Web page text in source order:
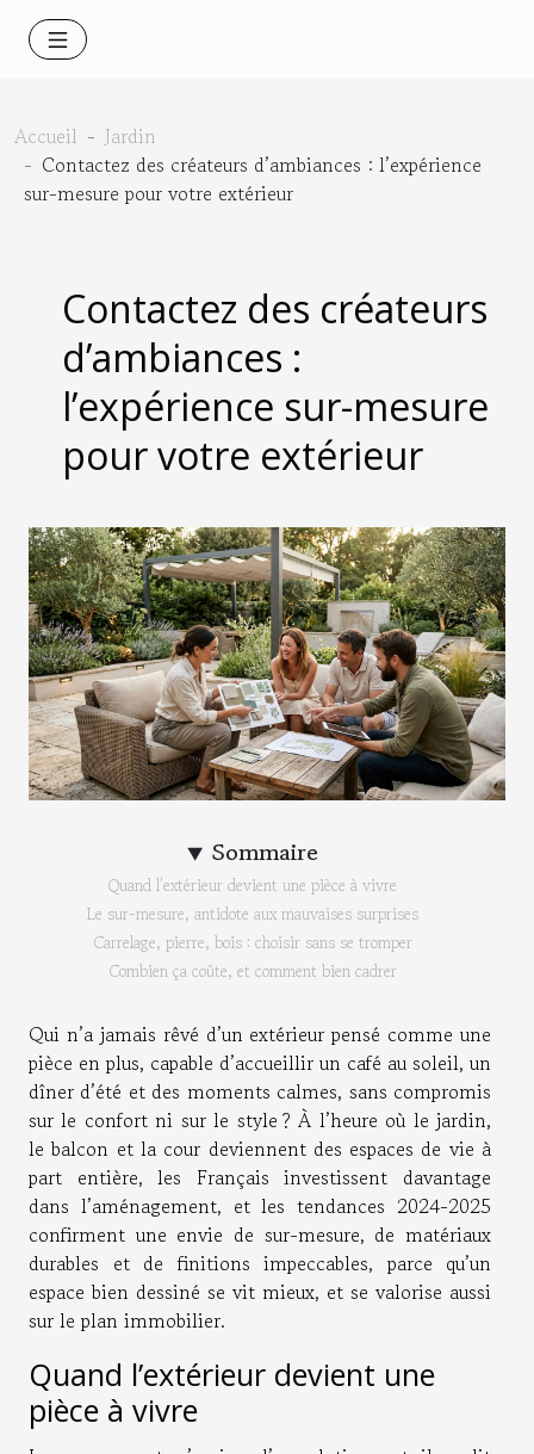
Accueil
Jardin
Contactez des créateurs d’ambiances : l’expérience
sur-mesure pour votre extérieur
Contactez des créateurs
d’ambiances :
l’expérience sur-mesure
pour votre extérieur
Sommaire
Quand l’extérieur devient une pièce à vivre
Le sur-mesure, antidote aux mauvaises surprises
Carrelage, pierre, bois : choisir sans se tromper
Combien ça coûte, et comment bien cadrer
Qui n’a jamais rêvé d’un extérieur pensé comme une
pièce en plus, capable d’accueillir un café au soleil, un
dîner d’été et des moments calmes, sans compromis
sur le confort ni sur le style ? À l’heure où le jardin,
le balcon et la cour deviennent des espaces de vie à
part entière, les Français investissent davantage
dans l’aménagement, et les tendances 2024-2025
confirment une envie de sur-mesure, de matériaux
durables et de finitions impeccables, parce qu’un
espace bien dessiné se vit mieux, et se valorise aussi
sur le plan immobilier.
Quand l’extérieur devient une
pièce à vivre